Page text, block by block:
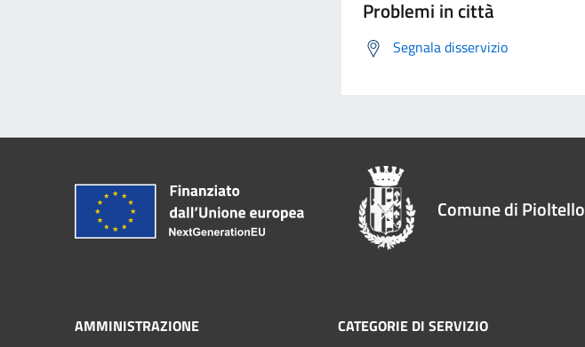
Problemi in città
Segnala disservizio
Comune di Pioltello
AMMINISTRAZIONE CATEGORIE DI SERVIZIO